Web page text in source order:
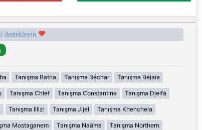
destekleyin
Tanışma Batna Tanışma Béchar Tanışma Béjaïa
Tanışma Chlef Tanışma Constantine Tanışma Djelfa
Tanışma Illizi Tanışma Jijel Tanışma Khenchela
Mostaganem Tanışma Naâma Tanışma Northern